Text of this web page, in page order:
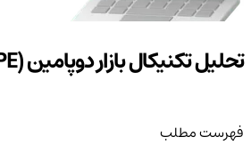
تحلیل تکنیکال بازار دوپامین (DOPE)
فهرست مطلب